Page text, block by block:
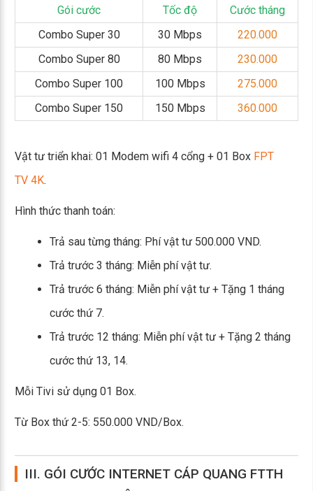
Gói cước Tốc độ
Cước tháng
Combo Super 30
30 Mbps
220.000
Combo Super 80
80 Mbps
230.000
Combo Super 100
100 Mbps
275.000
Combo Super 150
150 Mbps 360.000
Vật tư triển khai: 01 Modem wifi 4 cổng + 01 Box FPT
TV 4K.
Hình thức thanh toán:
Trả sau từng tháng: Phí vật tư 500.000 VND.
Trả trước 3 tháng: Miễn phí vật tư.
Trả trước 6 tháng: Miễn phí vật tư + Tặng 1 tháng
cước thứ 7.
Trả trước 12 tháng: Miễn phí vật tư + Tặng 2 tháng
cước thứ 13, 14.
Mỗi Tivi sử dụng 01 Box.
Từ Box thứ 2-5: 550.000 VND/Box.
III. GÓI CƯỚC INTERNET CÁP QUANG FTTH